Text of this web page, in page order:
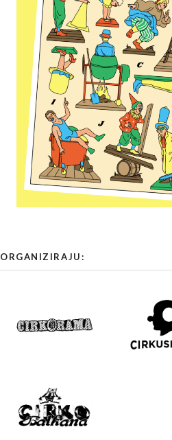
ORGANIZIRAJU: